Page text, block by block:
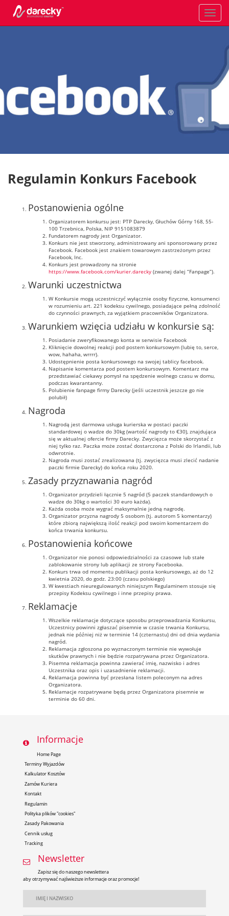
Toggle
Regulamin Konkurs Facebook
Postanowienia ogólne
Organizatorem konkursu jest: PTP Darecky, Głuchów Górny 168, 55-
100 Trzebnica, Polska, NIP 9151083879
Fundatorem nagrody jest Organizator.
Konkurs nie jest stworzony, administrowany ani sponsorowany przez
Facebook. Facebook jest znakiem towarowym zastrzeżonym przez
Facebook, Inc.
Konkurs jest prowadzony na stronie
https://www.facebook.com/kurier.darecky (zwanej dalej “Fanpage”).
Warunki uczestnictwa
W Konkursie mogą uczestniczyć wyłącznie osoby fizyczne, konsumenci
w rozumieniu art. 221 kodeksu cywilnego, posiadające pełną zdolność
do czynności prawnych, za wyjątkiem pracowników Organizatora.
Warunkiem wzięcia udziału w konkursie są:
Posiadanie zweryfikowanego konta w serwisie Facebook
Kliknięcie dowolnej reakcji pod postem konkursowym (lubię to, serce,
wow, hahaha, wrrrr).
Udostępnienie posta konkursowego na swojej tablicy facebook.
Napisanie komentarza pod postem konkursowym. Komentarz ma
przedstawiać ciekawy pomysł na spędzenie wolnego czasu w domu,
podczas kwarantanny.
Polubienie fanpage firmy Darecky (jeśli uczestnik jeszcze go nie
polubił)
Nagroda
Nagrodą jest darmowa usługa kurierska w postaci paczki
standardowej o wadze do 30kg (wartość nagrody to €30), znajdująca
się w aktualnej ofercie firmy Darecky. Zwycięzca może skorzystać z
niej tylko raz. Paczka może zostać dostarczona z Polski do Irlandii, lub
odwrotnie.
Nagroda musi zostać zrealizowana (tj. zwycięzca musi zlecić nadanie
paczki firmie Darecky) do końca roku 2020.
Zasady przyznawania nagród
Organizator przydzieli łącznie 5 nagród (5 paczek standardowych o
wadze do 30kg o wartości 30 euro każda).
Każda osoba może wygrać maksymalnie jedną nagrodę.
Organizator przyzna nagrody 5 osobom (tj. autorom 5 komentarzy)
które zbiorą największą ilość reakcji pod swoim komentarzem do
końca trwania konkursu.
Postanowienia końcowe
Organizator nie ponosi odpowiedzialności za czasowe lub stałe
zablokowanie strony lub aplikacji ze strony Facebooka.
Konkurs trwa od momentu publikacji posta konkursowego, aż do 12
kwietnia 2020, do godz. 23:00 (czasu polskiego)
W kwestiach nieuregulowanych niniejszym Regulaminem stosuje się
przepisy Kodeksu cywilnego i inne przepisy prawa.
Reklamacje
Wszelkie reklamacje dotyczące sposobu przeprowadzania Konkursu,
Uczestnicy powinni zgłaszać pisemnie w czasie trwania Konkursu,
jednak nie później niż w terminie 14 (czternastu) dni od dnia wydania
nagród.
Reklamacja zgłoszona po wyznaczonym terminie nie wywołuje
skutków prawnych i nie będzie rozpatrywana przez Organizatora.
Pisemna reklamacja powinna zawierać imię, nazwisko i adres
Uczestnika oraz opis i uzasadnienie reklamacji.
Reklamacja powinna być przesłana listem poleconym na adres
Organizatora.
Reklamacje rozpatrywane będą przez Organizatora pisemnie w
terminie do 60 dni.
Informacje
Home Page
Terminy Wyjazdów
Kalkulator Kosztów
Zamów Kuriera
Kontakt
Regulamin
Polityka plików "cookies"
Zasady Pakowania
Cennik usług
Tracking
Newsletter
Zapisz się do naszego newslettera
aby otrzymywać najświeższe informacje oraz promocje!